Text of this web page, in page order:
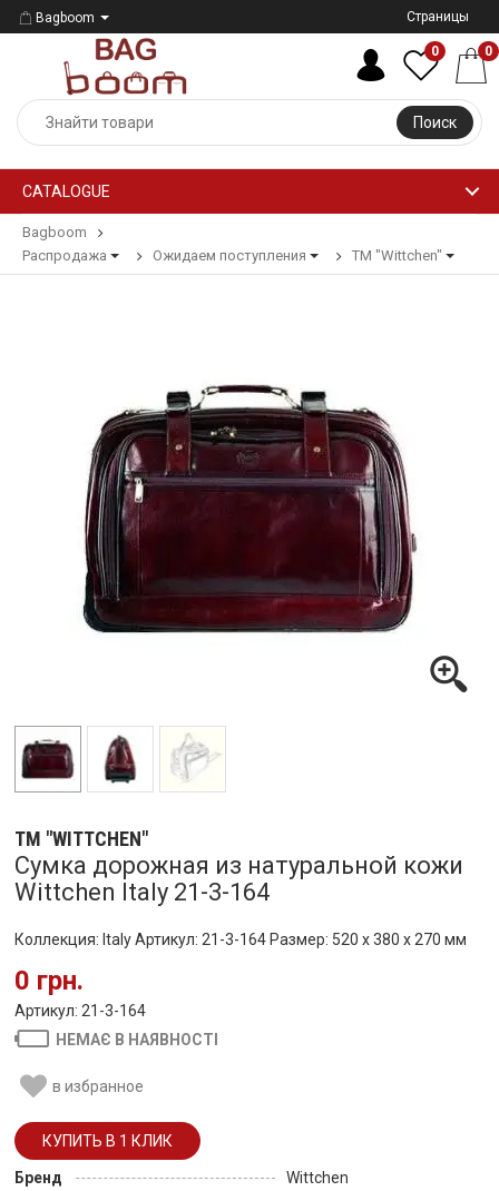
Bagboom Страницы
Поиск
0 0
CATALOGUE
Bagboom
Распродажа
Ожидаем поступления ТМ "Wittchen"
ТМ "WITTCHEN"
Сумка дорожная из натуральной кожи
Wittchen Italy 21-3-164
Коллекция: Italy Артикул: 21-3-164 Размер: 520 x 380 x 270 мм
0 грн.
Артикул: 21-3-164
НЕМАЄ В НАЯВНОСТІ
в избранное
Бренд Wittchen